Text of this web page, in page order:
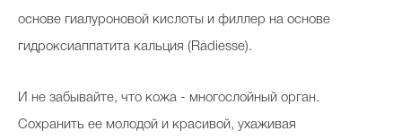
основе гиалуроновой кислоты и филлер на основе
гидроксиаппатита кальция (Radiesse).
И не забывайте, что кожа - многослойный орган.
Сохранить ее молодой и красивой, ухаживая